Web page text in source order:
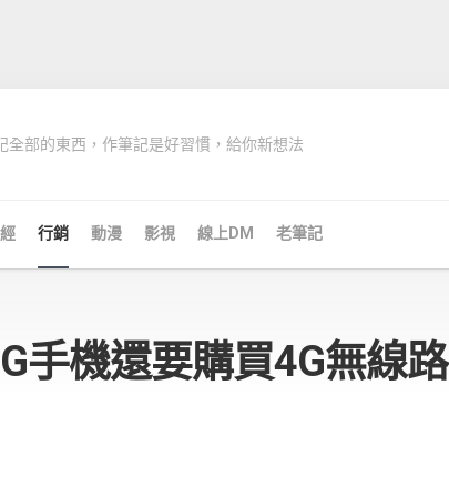
全部的東西，作筆記是好習慣，給你新想法
行銷 動漫 影視 線上DM 老筆記
手機還要購買4G無線路